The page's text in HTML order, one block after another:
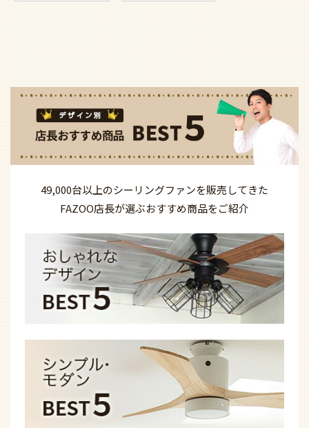
49,000台以上のシーリングファンを販売してきた
FAZOO店長が選ぶおすすめ商品をご紹介